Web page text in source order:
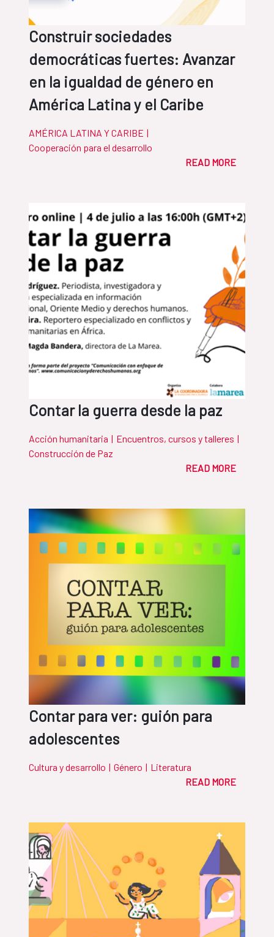
Construir sociedades
democráticas fuertes: Avanzar
en la igualdad de género en
América Latina y el Caribe
AMÉRICA LATINA Y CARIBE |
Cooperación para el desarrollo
READ MORE
Contar la guerra desde la paz
Acción humanitaria | Encuentros, cursos y talleres |
Construcción de Paz
READ MORE
Contar para ver: guión para
adolescentes
Cultura y desarrollo | Género | Literatura
READ MORE